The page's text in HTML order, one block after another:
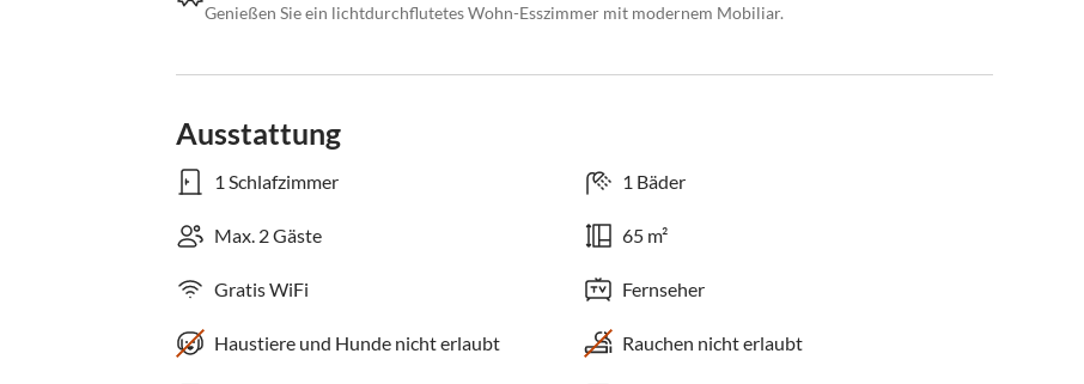
Genießen Sie ein lichtdurchflutetes Wohn-Esszimmer mit modernem Mobiliar.
Ausstattung
1 Schlafzimmer 1 Bäder
Max. 2 Gäste 65 m²
Gratis WiFi Fernseher
Haustiere und Hunde nicht erlaubt Rauchen nicht erlaubt